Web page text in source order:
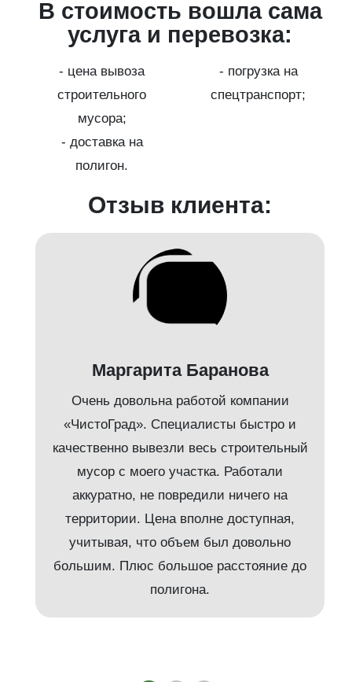
В стоимость вошла сама
услуга и перевозка:
- цена вывоза
строительного
мусора;
- погрузка на
спецтранспорт;
- доставка на
полигон.
Отзыв клиента:
Маргарита Баранова
Очень довольна работой компании
«ЧистоГрад». Специалисты быстро и
качественно вывезли весь строительный
мусор с моего участка. Работали
аккуратно, не повредили ничего на
территории. Цена вполне доступная,
учитывая, что объем был довольно
большим. Плюс большое расстояние до
полигона.